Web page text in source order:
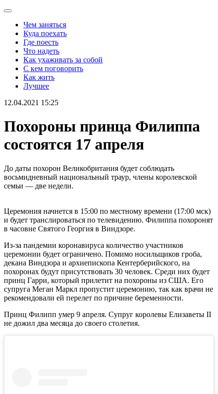
Чем заняться
Куда поехать
Где поесть
Что надеть
Как ухаживать за собой
С кем поговорить
Как жить
Лучшее
12.04.2021 15:25
Похороны принца Филиппа
состоятся 17 апреля
До даты похорон Великобритания будет соблюдать
восьмидневный национальный траур, члены королевской
семьи — две недели.
Церемония начнется в 15:00 по местному времени (17:00 мск)
и будет транслироваться по телевидению. Филиппа похоронят
в часовне Святого Георгия в Виндзоре.
Из-за пандемии коронавируса количество участников
церемонии будет ограничено. Помимо носильщиков гроба,
декана Виндзора и архиепископа Кентерберийского, на
похоронах будут присутствовать 30 человек. Среди них будет
принц Гарри, который прилетит на похороны из США. Его
супруга Меган Маркл пропустит церемонию, так как врачи не
рекомендовали ей перелет по причине беременности.
Принц Филипп умер 9 апреля. Супруг королевы Елизаветы II
не дожил два месяца до своего столетия.